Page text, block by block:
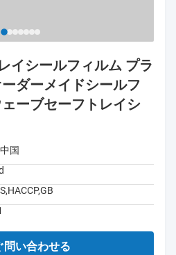
イシールフィルム プラ
ダーメイドシールフ
ーブセーフトレイシ
国
問い合わせる